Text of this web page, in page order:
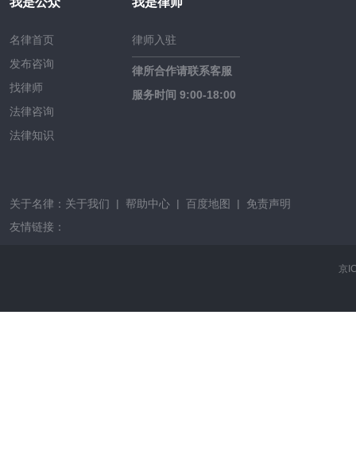
名律首页
发布咨询
找律师
法律咨询
法律知识
律师入驻
律所合作请联系客服
服务时间 9:00-18:00
关于名律： 关于我们 | 帮助中心 | 百度地图 |
免责声明
友情链接：
京